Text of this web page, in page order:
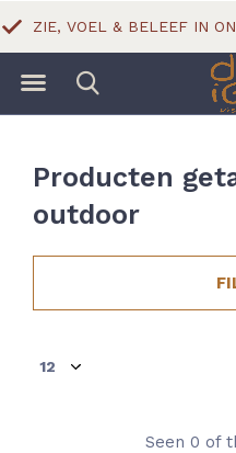
ZIE, VOEL & BELEEF IN ONZE
Producten
outdoor
Seen 0 of